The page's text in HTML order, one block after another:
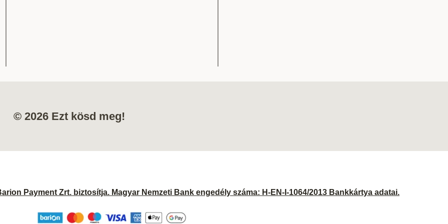
© 2026 Ezt kösd meg!
Payment Zrt. biztosítja. Magyar Nemzeti Bank engedély száma: H-EN-I-1064/2013 Bankkártya adatai.